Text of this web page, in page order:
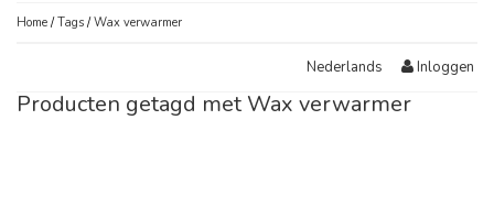
Home /Tags /Wax verwarmer
Nederlands Inloggen
Producten getagd met Wax verwarmer